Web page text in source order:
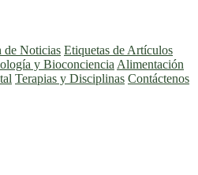
de Noticias Etiquetas de Artículos
y Bioconciencia Alimentación
Terapias y Disciplinas Contáctenos